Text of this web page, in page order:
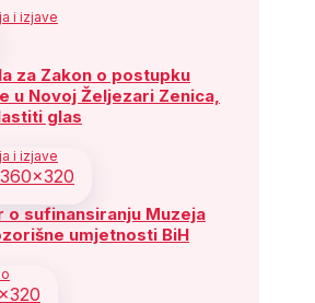
i izjave
za Zakon o postupku
u Novoj Željezari Zenica,
glas
i izjave
o sufinansiranju Muzeja
umjetnosti BiH